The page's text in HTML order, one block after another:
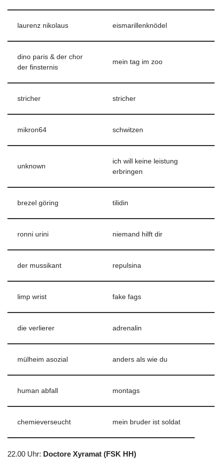
laurenz nikolaus eismarillenknödel
dino paris & der chor
der finsternis
mein tag im zoo
stricher stricher
mikron64 schwitzen
unknown
ich will keine leistung
erbringen
brezel göring tilidin
ronni urini niemand hilft dir
der mussikant repulsina
limp wrist fake fags
die verlierer adrenalin
mülheim asozial anders als wie du
human abfall montags
chemieverseucht mein bruder ist soldat
22.00 Uhr: Doctore Xyramat (FSK HH)